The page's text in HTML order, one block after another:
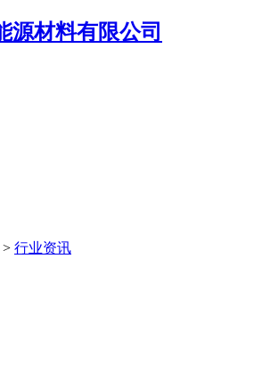
> 行业资讯